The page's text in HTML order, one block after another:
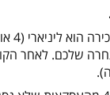
שלכם. לאחר